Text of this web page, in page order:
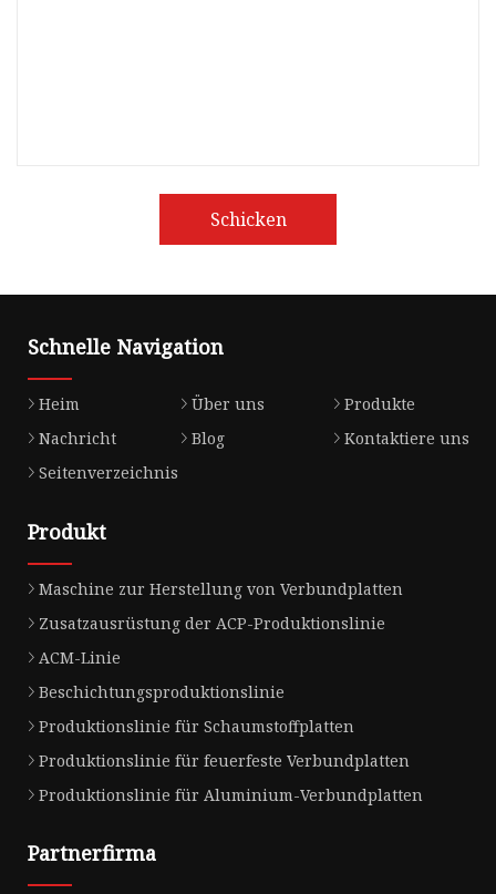
Schicken
Schnelle Navigation
Heim Über uns
Produkte
Nachricht
Blog
Kontaktiere uns
Seitenverzeichnis
Produkt
Maschine zur Herstellung von Verbundplatten
Zusatzausrüstung der ACP-Produktionslinie
ACM-Linie
Beschichtungsproduktionslinie
Produktionslinie für Schaumstoffplatten
Produktionslinie für feuerfeste Verbundplatten
Produktionslinie für Aluminium-Verbundplatten
Partnerfirma